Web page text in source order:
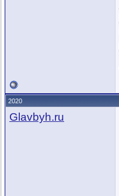
2020
Glavbyh.ru